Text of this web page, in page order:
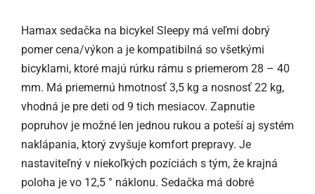
Hamax sedačka na bicykel Sleepy má veľmi dobrý
pomer cena/výkon a je kompatibilná so všetkými
bicyklami, ktoré majú rúrku rámu s priemerom 28 – 40
mm. Má priemernú hmotnosť 3,5 kg a nosnosť 22 kg,
vhodná je pre deti od 9 tich mesiacov. Zapnutie
popruhov je možné len jednou rukou a poteší aj systém
naklápania, ktorý zvyšuje komfort prepravy. Je
nastaviteľný v niekoľkých pozíciách s tým, že krajná
poloha je vo 12,5 ° náklonu. Sedačka má dobré